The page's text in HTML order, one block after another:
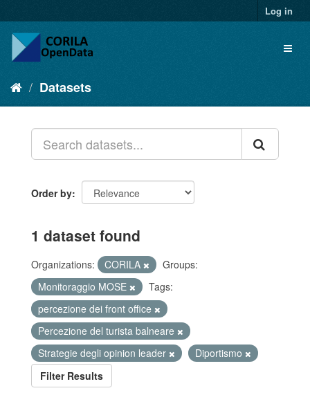
Log in
Datasets
Order by
1 dataset found
Organizations: CORILA
Groups:
Monitoraggio MOSE
Tags:
percezione dei front office
Percezione del turista balneare
Strategie degli opinion leader
Diportismo
Filter Results